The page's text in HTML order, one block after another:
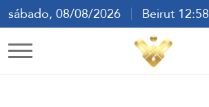
sábado, 08/08/2026
Beirut 12:58
ع En